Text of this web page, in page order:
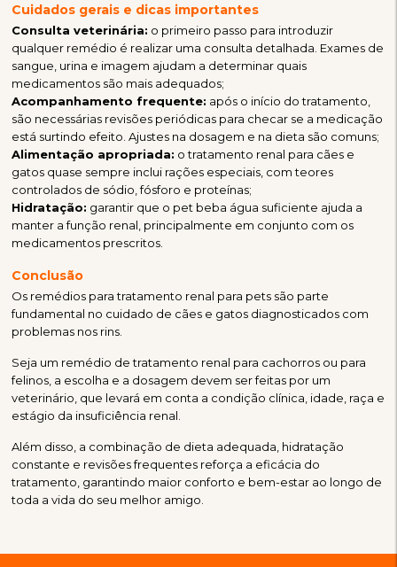
Cuidados gerais e dicas importantes
Consulta veterinária: o primeiro passo para introduzir
qualquer remédio é realizar uma consulta detalhada. Exames de
sangue, urina e imagem ajudam a determinar quais
medicamentos são mais adequados;
Acompanhamento frequente: após o início do tratamento,
são necessárias revisões periódicas para checar se a medicação
está surtindo efeito. Ajustes na dosagem e na dieta são comuns;
Alimentação apropriada: o tratamento renal para cães e
gatos quase sempre inclui rações especiais, com teores
controlados de sódio, fósforo e proteínas;
Hidratação: garantir que o pet beba água suficiente ajuda a
manter a função renal, principalmente em conjunto com os
medicamentos prescritos.
Conclusão
Os remédios para tratamento renal para pets são parte
fundamental no cuidado de cães e gatos diagnosticados com
problemas nos rins.
Seja um remédio de tratamento renal para cachorros ou para
felinos, a escolha e a dosagem devem ser feitas por um
veterinário, que levará em conta a condição clínica, idade, raça e
estágio da insuficiência renal.
Além disso, a combinação de dieta adequada, hidratação
constante e revisões frequentes reforça a eficácia do
tratamento, garantindo maior conforto e bem-estar ao longo de
toda a vida do seu melhor amigo.